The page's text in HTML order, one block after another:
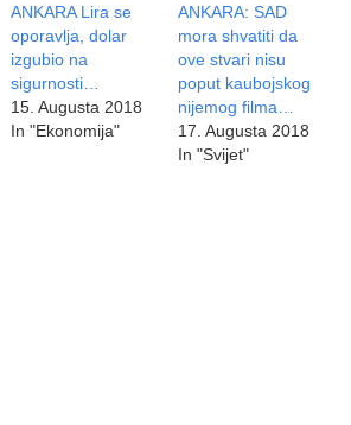
ANKARA Lira se
oporavlja, dolar
izgubio na
sigurnosti…
15. Augusta 2018
In "Ekonomija"
ANKARA: SAD
mora shvatiti da
ove stvari nisu
poput kaubojskog
nijemog filma…
17. Augusta 2018
In "Svijet"